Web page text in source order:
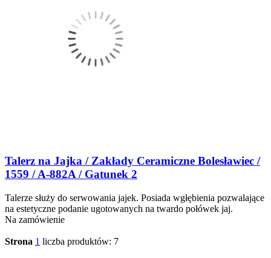
Talerz na Jajka / Zakłady Ceramiczne Bolesławiec /
1559 / A-882A / Gatunek 2
Talerze służy do serwowania jajek. Posiada wgłębienia pozwalające
na estetyczne podanie ugotowanych na twardo połówek jaj.
Na zamówienie
Strona 1 liczba produktów: 7